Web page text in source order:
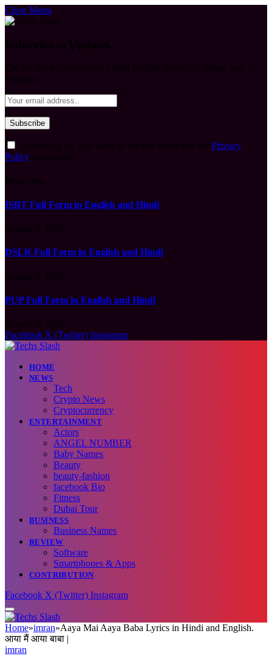
Close Menu
Privacy
Policy
ISBT Full Form in English and Hindi
DSLR Full Form in English and Hindi
PUP Full Form in English and Hindi
Facebook X (Twitter) Instagram
HOME
NEWS
Tech
Crypto News
Cryptocurrency
ENTERTAINMENT
Actors
ANGEL NUMBER
Baby Names
Beauty
beauty-fashion
facebook Bio
Fitness
Dubai Tour
BUSINESS
Business Names
REVIEW
Software
Smartphones & Apps
CONTRIBUTION
Facebook X (Twitter) Instagram
Home»imran»Aaya Mai Aaya Baba Lyrics in Hindi and English.
आया मैं आया बाबा |
imran